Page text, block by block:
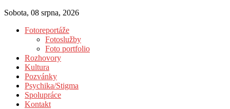
Sobota, 08 srpna, 2026
Fotoreportáže
Fotoslužby
Foto portfolio
Rozhovory
Kultura
Pozvánky
Psychika/Stigma
Spolupráce
Kontakt